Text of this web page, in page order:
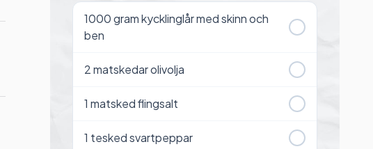
1000gram kycklinglår med skinn och
ben
2matskedar olivolja
1 matsked flingsalt
1 tesked svartpeppar